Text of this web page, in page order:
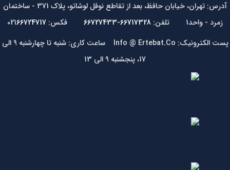
آدرس: تهران، خیابان حافظ، بعد از تقاطع نوفل لوشاتو، پلاک 371 - ساختمان
زمرد - واحد1 تلفن:
66717328-66727433 فکس: 021 66724717
پست الکترونیک: Info @ Ertebat.Co ساعت کاری: شنبه تا چهارشنبه 9 الی
17، پنجشنبه 9 الی 13